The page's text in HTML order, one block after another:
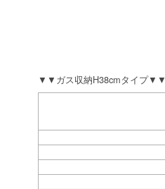
▼▼ガス収納H38cmタイプ▼▼